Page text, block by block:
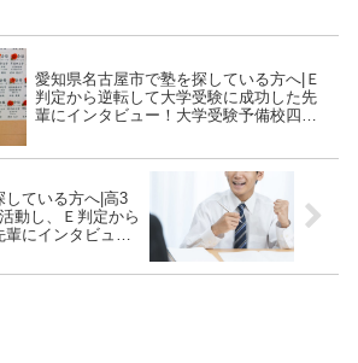
愛知県名古屋市で塾を探している方へ|Ｅ
判定から逆転して大学受験に成功した先
輩にインタビュー！大学受験予備校四谷
している方へ|高3
動し、Ｅ判定から
にインタビュ